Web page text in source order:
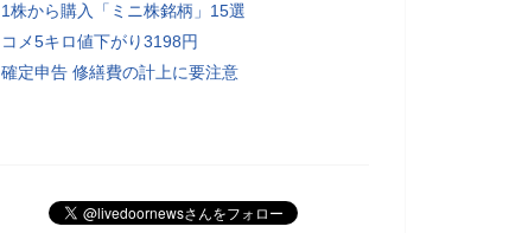
1株から購入「ミニ株銘柄」15選
コメ5キロ値下がり3198円
確定申告 修繕費の計上に要注意